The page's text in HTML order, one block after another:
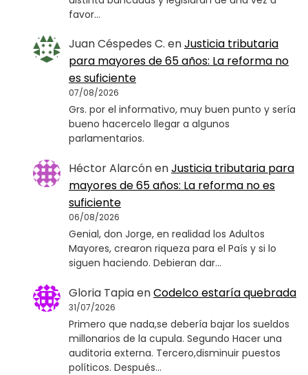
favor…
Juan Céspedes C. enJusticia tributaria
para mayores de 65 años: La reforma no
es suficiente
07/08/2026
Grs. por el informativo, muy buen punto y sería
bueno hacercelo llegar a algunos
parlamentarios.
Héctor AlarcónenJusticia tributaria para
mayores de 65 años: La reforma no es
suficiente
06/08/2026
Genial, don Jorge, en realidad los Adultos
Mayores, crearon riqueza para el País y si lo
siguen haciendo. Debieran dar…
Gloria TapiaenCodelco estaría quebrada
31/07/2026
Primero que nada,se debería bajar los sueldos
millonarios de la cupula. Segundo Hacer una
auditoria externa. Tercero,disminuir puestos
políticos. Después…